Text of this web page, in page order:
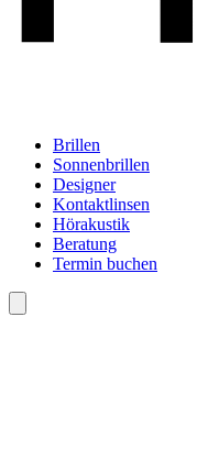
Brillen
Sonnenbrillen
Designer
Kontaktlinsen
Hörakustik
Beratung
Termin buchen